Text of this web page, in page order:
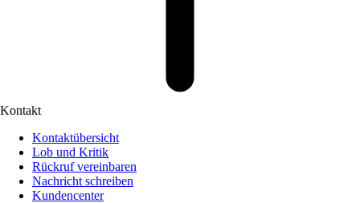
Kontakt
Kontaktübersicht
Lob und Kritik
Rückruf vereinbaren
Nachricht schreiben
Kundencenter